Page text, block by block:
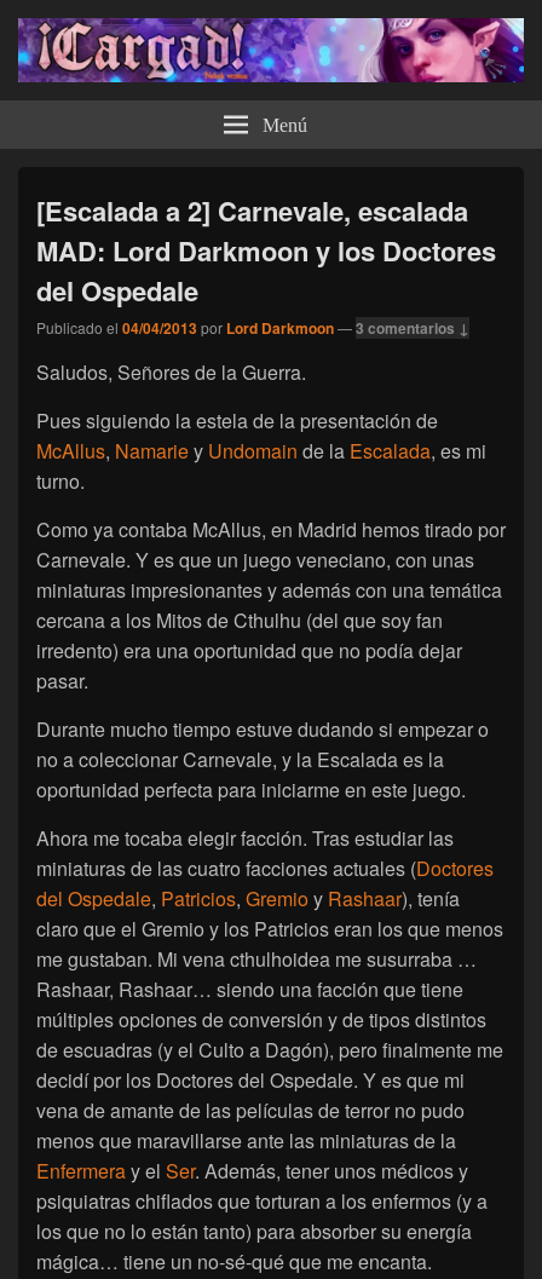
¡Cargad! Menú
[Escalada a 2] Carnevale, escalada
MAD: Lord Darkmoon y los Doctores
del Ospedale
Publicado el 04/04/2013por Lord Darkmoon—3 comentarios ↓
Saludos, Señores de la Guerra.
Pues siguiendo la estela de la presentación de
McAllus, Namariey Undomain de la Escalada, es mi
turno.
Como ya contaba McAllus, en Madrid hemos tirado por
Carnevale. Y es que un juego veneciano, con unas
miniaturas impresionantes y además con una temática
cercana a los Mitos de Cthulhu (del que soy fan
irredento) era una oportunidad que no podía dejar
pasar.
Durante mucho tiempo estuve dudando si empezar o
no a coleccionar Carnevale, y la Escalada es la
oportunidad perfecta para iniciarme en este juego.
Ahora me tocaba elegir facción. Tras estudiar las
miniaturas de las cuatro facciones actuales (Doctores
del Ospedale, Patricios, Gremioy Rashaar), tenía
claro que el Gremio y los Patricios eran los que menos
me gustaban. Mi vena cthulhoidea me susurraba …
Rashaar, Rashaar… siendo una facción que tiene
múltiples opciones de conversión y de tipos distintos
de escuadras (y el Culto a Dagón), pero finalmente me
decidí por los Doctores del Ospedale. Y es que mi
vena de amante de las películas de terror no pudo
menos que maravillarse ante las miniaturas de la
Enfermeray el Ser. Además, tener unos médicos y
psiquiatras chiflados que torturan a los enfermos (y a
los que no lo están tanto) para absorber su energía
mágica… tiene un no-sé-qué que me encanta.